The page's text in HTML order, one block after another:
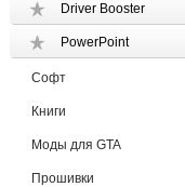
Driver Booster
PowerPoint
Софт
Книги
Моды для GTA
Прошивки